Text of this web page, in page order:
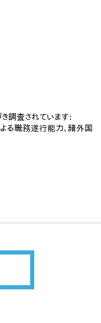
調査されています:
る職務遂行能力、諸外国